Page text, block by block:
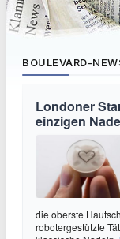
BOULEVARD-
Londoner
einzigen
die oberste
robotergestützte